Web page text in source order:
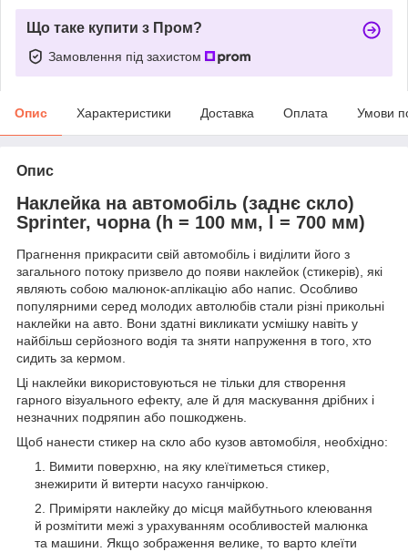
Що таке купити з Пром?
Замовлення під захистом
Опис Характеристики Доставка Оплата Умови
Опис
Наклейка на автомобіль (заднє скло)
Sprinter, чорна (h = 100 мм, l = 700 мм)
Прагнення прикрасити свій автомобіль і виділити його з
загального потоку призвело до появи наклейок (стикерів), які
являють собою малюнок-аплікацію або напис. Особливо
популярними серед молодих автолюбів стали різні прикольні
наклейки на авто. Вони здатні викликати усмішку навіть у
найбільш серйозного водія та зняти напруження в того, хто
сидить за кермом.
Ці наклейки використовуються не тільки для створення
гарного візуального ефекту, але й для маскування дрібних і
незначних подряпин або пошкоджень.
Щоб нанести стикер на скло або кузов автомобіля, необхідно:
Вимити поверхню, на яку клеїтиметься стикер,
знежирити й витерти насухо ганчіркою.
Приміряти наклейку до місця майбутнього клеювання
й розмітити межі з урахуванням особливостей малюнка
та машини. Якщо зображення велике, то варто клеїти